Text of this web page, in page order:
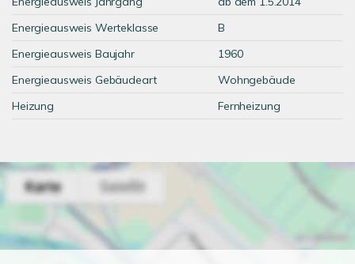
Energieausweis Werteklasse
B
Energieausweis Baujahr
1960
Energieausweis Gebäudeart
Wohngebäude
Heizung
Fernheizung